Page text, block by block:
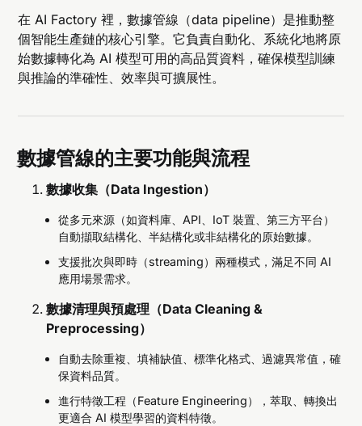
在 AI Factory 裡，數據管線（data pipeline）是推動整
個智能生產鏈的核心引擎。它負責自動化、系統化地將原
始數據轉化為 AI 模型可用的高品質資料，確保模型訓練
與推論的準確性、效率與可擴展性。
數據管線的主要功能與流程
數據收集（Data Ingestion）
從多元來源（如資料庫、API、IoT 裝置、第三方平台）
自動擷取結構化、半結構化或非結構化的原始數據。
支援批次與即時（streaming）兩種模式，滿足不同 AI
應用場景需求。
數據清理與預處理（Data Cleaning &
Preprocessing）
自動去除重複、填補缺值、標準化格式、過濾異常值，確
保資料品質。
進行特徵工程（Feature Engineering），萃取、轉換出
更適合 AI 模型學習的資料特徵。